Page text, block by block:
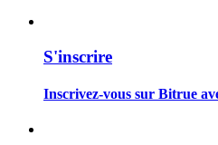
S'inscrire
Inscrivez-vous sur Bitrue